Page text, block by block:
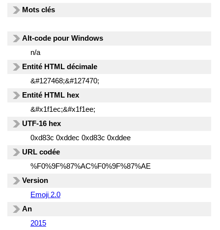
Mots clés
Alt-code pour Windows
n/a
Entité HTML décimale
&#127468;&#127470;
Entité HTML hex
&#x1f1ec;&#x1f1ee;
UTF-16 hex
0xd83c 0xddec 0xd83c 0xddee
URL codée
%F0%9F%87%AC%F0%9F%87%AE
Version
Emoji 2.0
An
2015